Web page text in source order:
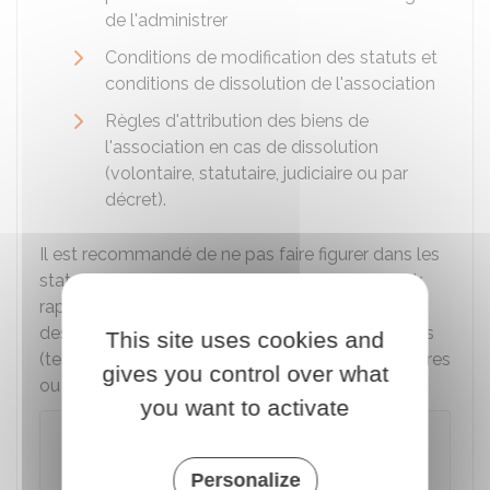
de l'administrer
Conditions de modification des statuts et
conditions de dissolution de l'association
Règles d'attribution des biens de
l'association en cas de dissolution
(volontaire, statutaire, judiciaire ou par
décret).
Il est recommandé de ne pas faire figurer dans les
statuts des informations qui risquent de devenir
rapidement obsolètes. Par exemple, le montant
des cotisations ou des informations personnelles
(telles que les nom, prénom, adresse des membres
ou l'état civil des fondateurs).
Les statuts initiaux peuvent affirmer que
This site uses cookies and
gives you control over what
you want to activate
Personalize